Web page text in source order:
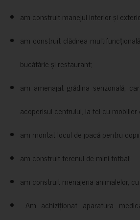
am construit manejul interior și
am construit clădirea
bucătărie și restaurant;
am amenajat grădina senzorială,
acoperisul centrului, la fel cu
am montat locul de joacă pentru
am construit terenul de mini-fotbal;
am construit menajeria animalelor,
Am achiziționat aparatura